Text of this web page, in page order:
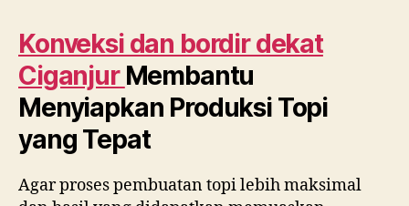
Konveksi dan bordir dekat
Ciganjur Membantu
Menyiapkan Produksi Topi
yang Tepat
Agar proses pembuatan topi lebih maksimal